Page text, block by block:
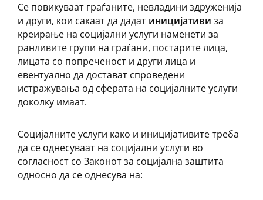
Се повикуваат граѓаните, невладини здруженија
и други, кои сакаат да дадат иницијативи за
креирање на социјални услуги наменети за
ранливите групи на граѓани, постарите лица,
лицата со попреченост и други лица и
евентуално да достават спроведени
истражувања од сферата на социјалните услуги
доколку имаат.
Социјалните услуги како и иницијативите треба
да се однесуваат на социјални услуги во
согласност со Законот за социјална заштита
односно да се однесува на: